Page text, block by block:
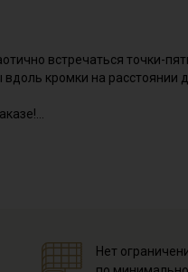
встречаться точки-
кромки на расстоянии
постирайте отрез в
с осторожностью с
Нет